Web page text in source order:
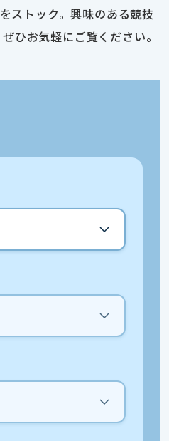
ストック。興味のある競技
ひお気軽にご覧ください。